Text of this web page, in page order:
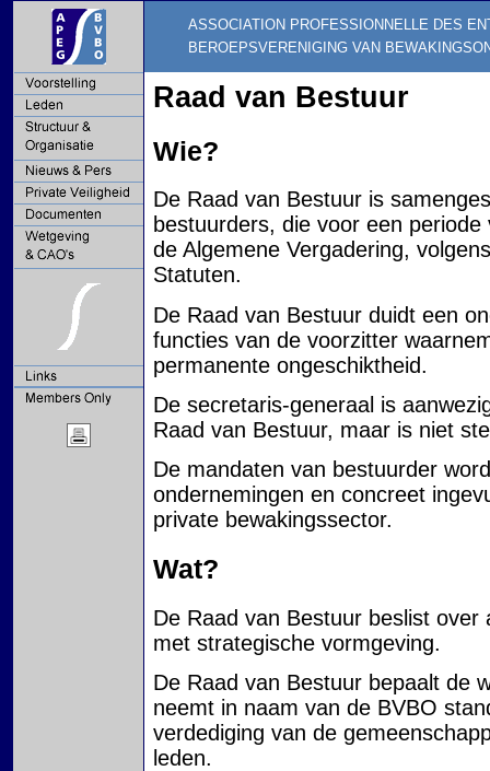
ASSOCIATION PROFESSIONNELLE DES
BEROEPSVERENIGING VAN
Raad van Bestuur
Wie?
De Raad van Bestuur is
bestuurders, die voor een
de Algemene Vergadering,
Statuten.
De Raad van Bestuur duidt een
functies van de voorzitter
permanente ongeschiktheid.
De secretaris-generaal is
Raad van Bestuur, maar is niet
De mandaten van bestuurder
ondernemingen en concreet
private bewakingssector.
Wat?
De Raad van Bestuur beslist
met strategische vormgeving.
De Raad van Bestuur bepaalt de
neemt in naam van de BVBO
verdediging van de
leden.